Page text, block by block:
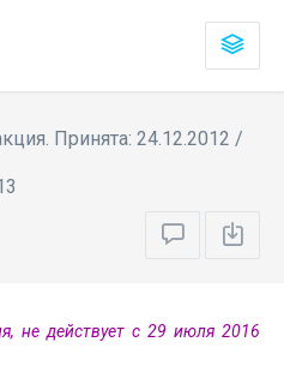
Принята: 24.12.2012 /
не действует с 29 июля 2016